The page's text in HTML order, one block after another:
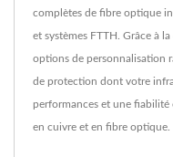
complètes de fibre optique
et systèmes FTTH. Grâce à
options de personnalisation
de protection dont votre
performances et une fiabilité
en cuivre et en fibre optique.